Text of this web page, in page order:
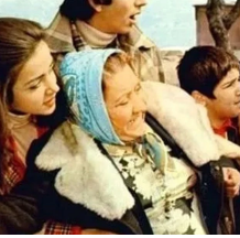
Eğlence
Ekonomi
Forum
Gerçeğin İzinde